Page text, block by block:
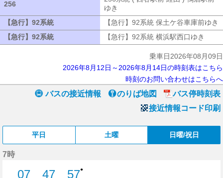
256
ゆき
【急行】92系統
【急行】92系統 保土ケ谷車庫前ゆき
【急行】92系統
【急行】92系統 横浜駅西口ゆき
乗車日2026年08月09日
2026年8月12日～2026年8月14日の時刻表はこちら
時刻のお問い合わせはこちらへ
バスの接近情報 のりば地図
バス停時刻表
接近情報コード印刷
平日 土曜 日曜/祝日
7時
07
47
57●